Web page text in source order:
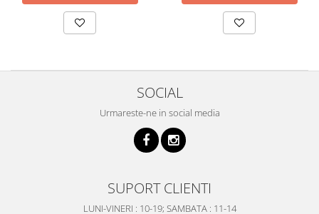
SOCIAL
Urmareste-ne in social media
SUPORT CLIENTI
LUNI-VINERI : 10-19; SAMBATA : 11-14